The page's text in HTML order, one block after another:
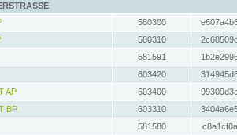
580300
580310
581591
603420
AP
603400
BP
603310
581580